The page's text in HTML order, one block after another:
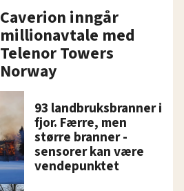
Caverion inngår
millionavtale med
Telenor Towers
Norway
93 landbruksbranner i
fjor. Færre, men
større branner -
sensorer kan være
vendepunktet